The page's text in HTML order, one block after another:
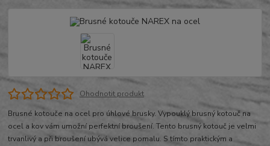
Ohodnotit produkt
Brusné kotouče na ocel pro úhlové brusky. Vypouklý brusný kotouč na
ocel a kov vám umožní perfektní broušení. Tento brusný kotouč je velmi
trvanlivý a při broušení ubývá velice pomalu. S tímto praktickým a